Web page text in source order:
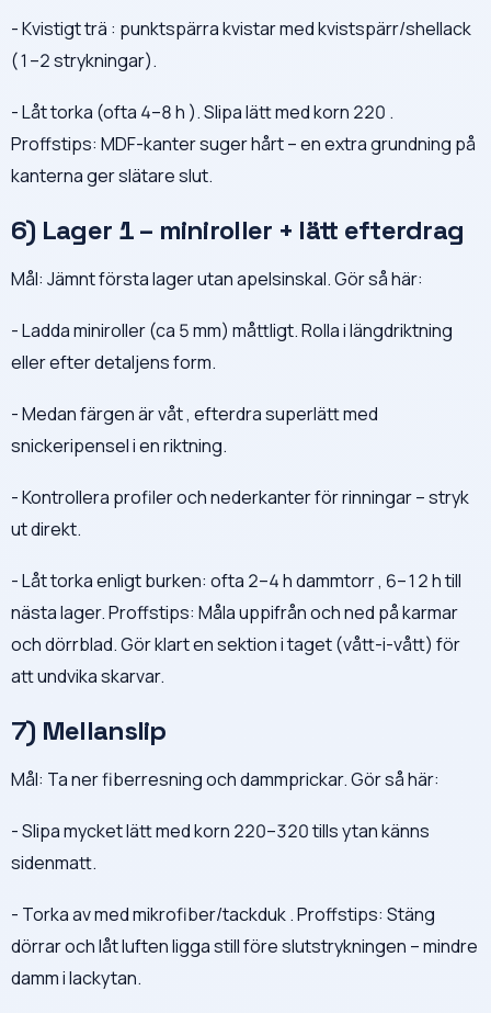
- Kvistigt trä : punktspärra kvistar med kvistspärr/shellack
(1–2 strykningar).
- Låt torka (ofta 4–8 h ). Slipa lätt med korn 220 .
Proffstips: MDF-kanter suger hårt – en extra grundning på
kanterna ger slätare slut.
6) Lager 1 – miniroller + lätt efterdrag
Mål: Jämnt första lager utan apelsinskal. Gör så här:
- Ladda miniroller (ca 5 mm) måttligt. Rolla i längdriktning
eller efter detaljens form.
- Medan färgen är våt , efterdra superlätt med
snickeripensel i en riktning.
- Kontrollera profiler och nederkanter för rinningar – stryk
ut direkt.
- Låt torka enligt burken: ofta 2–4 h dammtorr , 6–12 h till
nästa lager. Proffstips: Måla uppifrån och ned på karmar
och dörrblad. Gör klart en sektion i taget (vått-i-vått) för
att undvika skarvar.
7) Mellanslip
Mål: Ta ner fiberresning och dammprickar. Gör så här:
- Slipa mycket lätt med korn 220–320 tills ytan känns
sidenmatt.
- Torka av med mikrofiber/tackduk . Proffstips: Stäng
dörrar och låt luften ligga still före slutstrykningen – mindre
damm i lackytan.